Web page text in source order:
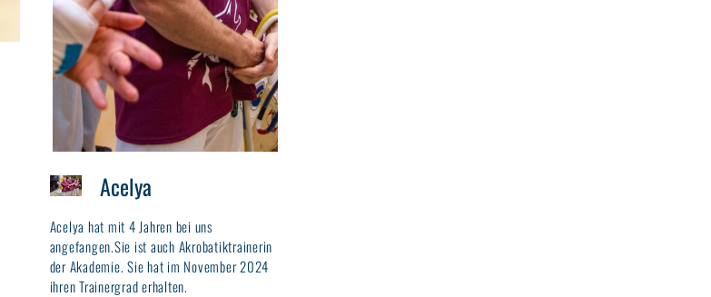
Acelya
Acelya hat mit 4 Jahren bei uns
angefangen.Sie ist auch Akrobatiktrainerin
der Akademie. Sie hat im November 2024
ihren Trainergrad erhalten.